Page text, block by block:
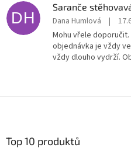
DH
Saranče
Dana Humlová |
Mohu vřele doporučit.
objednávka je vždy
vždy dlouho vydrží.
Top 10 produktů